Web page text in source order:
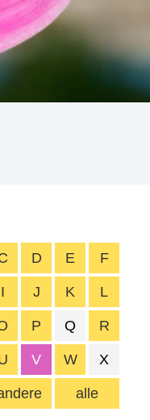
alle
D E F
I J K L
P Q R
V W X